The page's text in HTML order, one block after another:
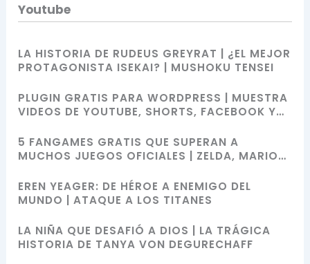
Youtube
LA HISTORIA DE RUDEUS GREYRAT | ¿EL MEJOR
PROTAGONISTA ISEKAI? | MUSHOKU TENSEI
PLUGIN GRATIS PARA WORDPRESS | MUESTRA
VIDEOS DE YOUTUBE, SHORTS, FACEBOOK Y
5 FANGAMES GRATIS QUE SUPERAN A
MUCHOS JUEGOS OFICIALES | ZELDA, MARIO
EREN YEAGER: DE HÉROE A ENEMIGO DEL
MUNDO | ATAQUE A LOS TITANES
LA NIÑA QUE DESAFIÓ A DIOS | LA TRÁGICA
HISTORIA DE TANYA VON DEGURECHAFF